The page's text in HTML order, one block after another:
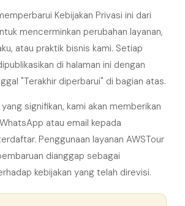
Kebijakan Privasi ini dari
mencerminkan perubahan layanan,
atau praktik bisnis kami. Setiap
di halaman ini dengan
"Terakhir diperbarui" di bagian atas.
signifikan, kami akan memberikan
atau email kepada
Penggunaan layanan AWSTour
dianggap sebagai
kebijakan yang telah direvisi.